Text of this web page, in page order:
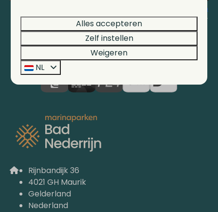
servicevoorwaarden
zijn van toepassing.
Veilig betalen
Rijnbandijk 36
4021 GH Maurik
Gelderland
Nederland
Alles accepteren
Zelf instellen
Weigeren
NL